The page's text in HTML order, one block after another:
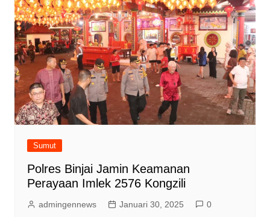
Sumut
Polres Binjai Jamin Keamanan
Perayaan Imlek 2576 Kongzili
admingennews Januari 30, 2025 0